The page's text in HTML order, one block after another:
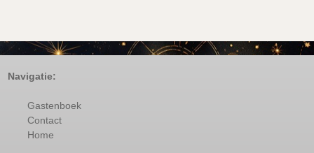
Navigatie:
Gastenboek
Contact
Home